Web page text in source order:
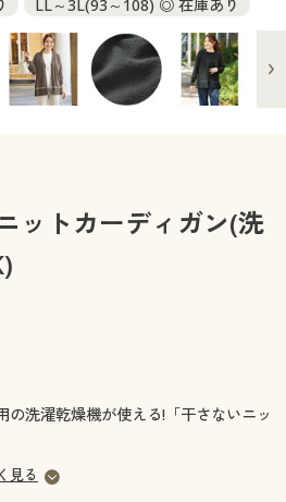
ト
わせ
わせ
LL～3L(93～108) ◎ 在庫あり
ットカーディガン(洗
の洗濯乾燥機が使える!「干さないニッ
見る